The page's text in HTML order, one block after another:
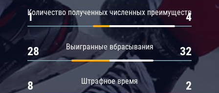
Количество полученных численных преимуществ
1 4
Выигранные вбрасывания
28 32
Штрафное время
8 2